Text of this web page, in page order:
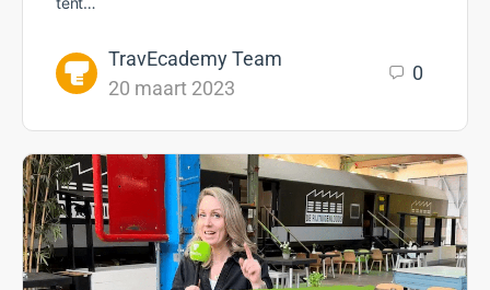
TravEcademy Team
20 maart 2023
0